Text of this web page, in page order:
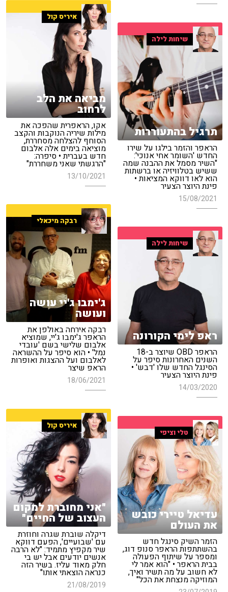
איריס קול
מביאה את הלב
לרחוב
אקו, הראפרית שהפכה את
מילות שיריה הנוקבות והקצב
הסוחף להצלחה מסחררת,
מוציאה בימים אלה אלבום
חדש בעברית • סיפרה:
"הרגשתי שאני משחררת"
13/10/2021
שיחות לילה
תרגיל בהתעוררות
הראפר והזמר בילגו על שירו
החדש 'השומר אחי אנוכי':
"השיר מסמל את ההבנה שמה
ששיש בטלוויזיה או ברשתות
הוא לאו דווקא המציאות •
פינת היוצר הצעיר
15/08/2021
רבקה מיכאלי
ג'ימבו ג'יי עושה
ועושה
רבקה אירחה באולפן את
הראפר ג'ימבו ג'יי, שמוציא
אלבום שלישי בשם 'עובדי
נמל' • הוא סיפר על ההשראה
לאלבום ועל ההצגות ואופרות
הראפ שיצר
18/06/2021
שיחות לילה
ראפ לימי הקורונה
הראפר OBD שיוצר ב-18
השנים האחרונות סיפר על
הסינגל החדש שלו 'דבש' •
פינת היוצר הצעיר
14/03/2020
איריס קול
"אני מחוברת למקום
העצוב של החיים"
דיקלה שוברת שגרה וחוזרת
עם 'שבועיים', הפעם דווקא
שיר מקפיץ מתמיד: "לא הרבה
אנשים יודעים אבל יש בי
חלק מאוד עליז. בשיר הזה
כנראה הוצאתי אותו"
21/08/2019
טלי וציפי
עדיאל טיירי כובש
את העולם
הזמר השיק סינגל חדש
בהשתתפות הראפר סנופ דוג,
ומספר על שיתוף הפעולה
בבית הראפר • "הוא אמר לי
לא חשוב על מה תשיר ואיך,
המוזיקה מנצחת את הכל"